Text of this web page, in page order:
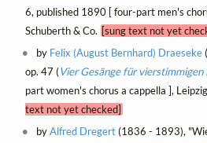
6, published 1890 [ four-part men's
Schuberth & Co. [sung text not yet
by Felix (August Bernhard) Draeseke
op. 47 (Vier Gesänge für vierstimmigen
part women's chorus a cappella ],
text not yet checked]
byAlfred Dregert(1836 - 1893),